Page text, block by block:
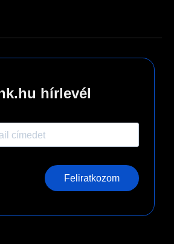
hírlevél
Feliratkozom